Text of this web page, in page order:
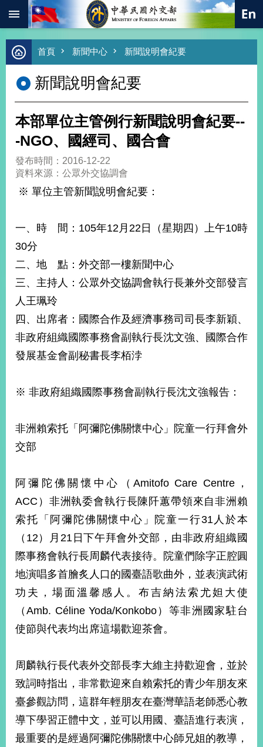
跳到主要內容區塊
進
階
尋
熱
總
合
外
值
交
經
濟
不
落
國
海
回
頁
站
導
覽
關
於
本
部
新
聞
中
心
外
交
國
家
與
地
區
首頁 新聞中心 新聞說明會紀要
新聞說明會紀要
本部單位主管例行新聞說明會紀要--
-NGO、國經司、國合會
發布時間：2016-12-22
資料來源：公眾外交協調會
※ 單位主管新聞說明會紀要：
一、時 間：105年12月22日（星期四）上午10時
30分
二、地 點：外交部一樓新聞中心
三、主持人：公眾外交協調會執行長兼外交部發言
人王珮玲
四、出席者：國際合作及經濟事務司司長李新穎、
非政府組織國際事務會副執行長沈文強、國際合作
發展基金會副秘書長李栢浡
※ 非政府組織國際事務會副執行長沈文強報告：
非洲賴索托「阿彌陀佛關懷中心」院童一行拜會外
交部
阿彌陀佛關懷中心（Amitofo Care Centre，
ACC）非洲執委會執行長陳阡蕙帶領來自非洲賴
索托「阿彌陀佛關懷中心」院童一行31人於本
（12）月21日下午拜會外交部，由非政府組織國
際事務會執行長周麟代表接待。院童們除字正腔圓
地演唱多首膾炙人口的國臺語歌曲外，並表演武術
功夫，場面溫馨感人。布吉納法索尤妲大使
（Amb. Céline Yoda/Konkobo）等非洲國家駐台
使節與代表均出席這場歡迎茶會。
周麟執行長代表外交部長李大維主持歡迎會，並於
致詞時指出，非常歡迎來自賴索托的青少年朋友來
臺參觀訪問，這群年輕朋友在臺灣華語老師悉心教
導下學習正體中文，並可以用國、臺語進行表演，
最重要的是經過阿彌陀佛關懷中心師兄姐的教導，